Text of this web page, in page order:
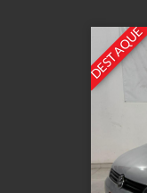
DESTAQUE